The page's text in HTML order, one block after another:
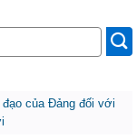
của Đảng đối với